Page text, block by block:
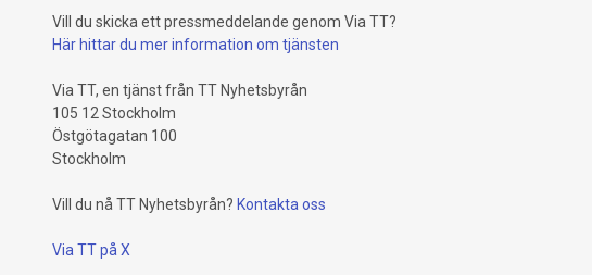
Vill du skicka ett pressmeddelande genom Via TT?
Här hittar du mer information om tjänsten
Via TT, en tjänst från TT Nyhetsbyrån
105 12 Stockholm
Östgötagatan 100
Stockholm
Vill du nå TT Nyhetsbyrån? Kontakta oss
Via TT på X